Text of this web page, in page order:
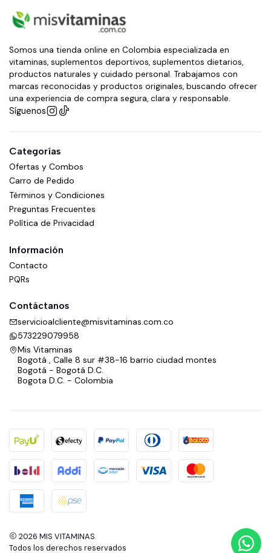
Somos una tienda online en Colombia especializada en
vitaminas, suplementos deportivos, suplementos dietarios,
productos naturales y cuidado personal. Trabajamos con
marcas reconocidas y productos originales, buscando ofrecer
una experiencia de compra segura, clara y responsable.
Síguenos
Categorías
Ofertas y Combos
Carro de Pedido
Términos y Condiciones
Preguntas Frecuentes
Política de Privacidad
Información
Contacto
PQRs
Contáctanos
servicioalcliente@misvitaminas.com.co
573229079958
Mis Vitaminas
Bogotá , Calle 8 sur #38-16 barrio ciudad montes
Bogotá - Bogotá D.C.
Bogota D.C. - Colombia
2026 MIS VITAMINAS.
Todos los derechos reservados